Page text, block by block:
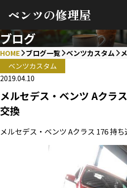
ベンツの修理屋
ブログ
HOME ブログ一覧 ベンツカスタム
ベンツカスタム
2019.04.10
メルセデス・ベンツ Aクラ
交換
メルセデス・ベンツ Aクラス 176 持ち